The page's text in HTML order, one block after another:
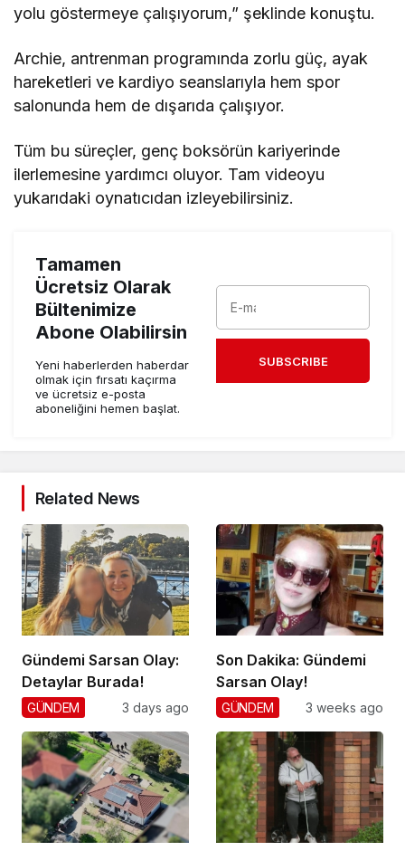
yolu göstermeye çalışıyorum,” şeklinde konuştu.
Archie, antrenman programında zorlu güç, ayak
hareketleri ve kardiyo seanslarıyla hem spor
salonunda hem de dışarıda çalışıyor.
Tüm bu süreçler, genç boksörün kariyerinde
ilerlemesine yardımcı oluyor. Tam videoyu
yukarıdaki oynatıcıdan izleyebilirsiniz.
Tamamen
Ücretsiz Olarak
Bültenimize
Abone Olabilirsin
Yeni haberlerden haberdar
olmak için fırsatı kaçırma
ve ücretsiz e-posta
aboneliğini hemen başlat.
SUBSCRIBE
Related News
Gündemi Sarsan Olay:
Detaylar Burada!
GÜNDEM 3 days ago
Son Dakika: Gündemi
Sarsan Olay!
GÜNDEM 3 weeks ago